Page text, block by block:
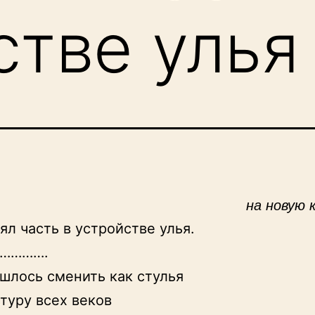
улья
на новую
часть в устройстве улья.
сменить как стулья
всех веков